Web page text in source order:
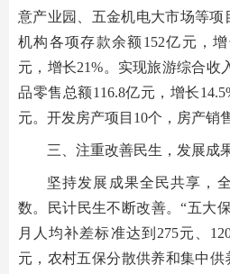
意产业园、五金机电大市场等项
机构各项存款余额152亿元，增
元，增长21%。实现旅游综合收
品零售总额116.8亿元，增长
元。开发房产项目10个，房产销
三、注重改善民生，发展成
坚持发展成果全民共享，
数。民计民生不断改善。“五大
月人均补差标准达到275元、
元，农村五保分散供养和集中供